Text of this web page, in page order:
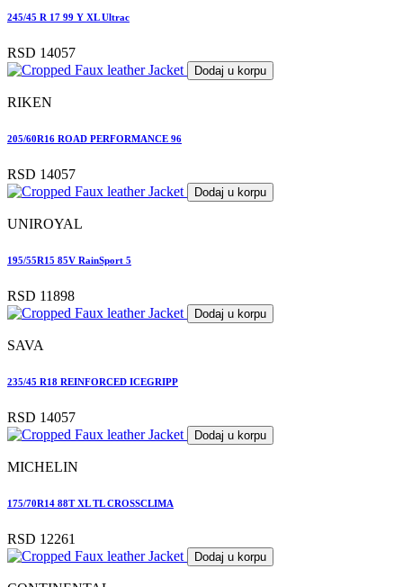
245/45 R 17 99 Y XL Ultrac
RSD 14057
Dodaj u korpu
RIKEN
205/60R16 ROAD PERFORMANCE 96
RSD 14057
Dodaj u korpu
UNIROYAL
195/55R15 85V RainSport 5
RSD 11898
Dodaj u korpu
SAVA
235/45 R18 REINFORCED ICEGRIPP
RSD 14057
Dodaj u korpu
MICHELIN
175/70R14 88T XL TL CROSSCLIMA
RSD 12261
Dodaj u korpu